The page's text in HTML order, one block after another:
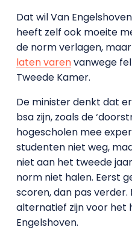
Dat wil Van
heeft zelf ook moeite
de norm verlagen,
laten varenvanwege
Tweede Kamer.
De minister denkt dat
bsa zijn, zoals de
hogescholen mee
studenten niet weg,
niet aan het tweede
norm niet halen. Eerst
scoren, dan pas verder.
alternatief zijn voor het
Engelshoven.